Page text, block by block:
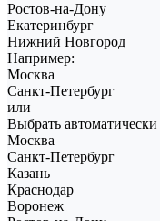
Ростов-на-Дону
Екатеринбург
Нижний Новгород
Например:
Москва
Санкт-Петербург
или
Выбрать автоматически
Москва
Санкт-Петербург
Казань
Краснодар
Воронеж